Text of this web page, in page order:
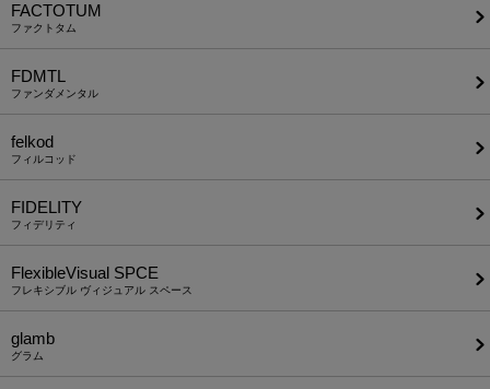
FACTOTUM
ファクトタム
FDMTL
ファンダメンタル
felkod
フィルコッド
FIDELITY
フィデリティ
FlexibleVisual SPCE
フレキシブル ヴィジュアル スペース
glamb
グラム